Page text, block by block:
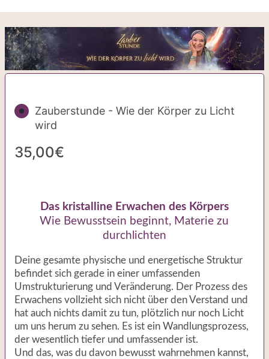
Zauberstunde - Wie der Körper zu Licht
wird
35,00€
Das kristalline Erwachen des Körpers
Wie Bewusstsein beginnt, Materie zu
durchlichten
Deine gesamte physische und energetische Struktur
befindet sich gerade in einer umfassenden
Umstrukturierung und Veränderung. Der Prozess des
Erwachens vollzieht sich nicht über den Verstand und
hat auch nichts damit zu tun, plötzlich nur noch Licht
um uns herum zu sehen. Es ist ein Wandlungsprozess,
der wesentlich tiefer und umfassender ist.
Und das, was du davon bewusst wahrnehmen kannst,